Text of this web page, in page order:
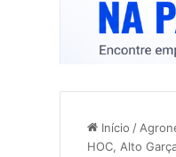
Início /
HOC, Alto